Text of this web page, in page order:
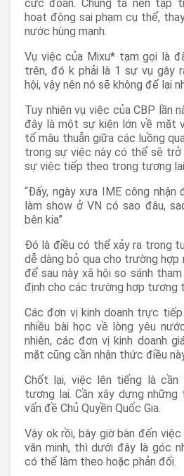
cực đoan. Chúng ta nên tập
hoạt động sai phạm cụ thể,
nước hùng mạnh.
Vụ việc của Mixu* tạm gọi là
trên, đó k phải là 1 sự vụ gây
hội, vậy nên nó sẽ không để lại
Tuy nhiên vụ việc của CBP lần
đây là một sự kiện lớn về mặt
tố mâu thuẫn giữa các luồng
trong sự việc này có thể sẽ trở
sự việc tiếp theo trong tương
“Đấy, ngày xưa IME công nhận
làm show ở VN có sao đâu,
bên kia”
Đó là điều có thể xảy ra trong
dễ dàng bỏ qua cho trường
để sau này xã hội so sánh
định cho các trường hợp tương
Các đơn vị kinh doanh trực
nhiều bài học về lòng yêu
nhiên, các đơn vị kinh doanh
mặt cũng cần nhận thức điều
Chốt lại, việc lên tiếng là
tương lai. Cần xây dựng những
vấn đề Chủ Quyền Quốc Gia.
Vậy ok rồi, bây giờ bàn đến
văn minh, thì dưới đây là góc
có thể làm theo hoặc phản đối.